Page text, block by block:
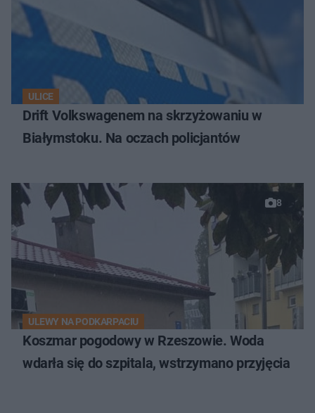
ULICE
Drift Volkswagenem na skrzyżowaniu w
Białymstoku. Na oczach policjantów
8
ULEWY NA PODKARPACIU
Koszmar pogodowy w Rzeszowie. Woda
wdarła się do szpitala, wstrzymano przyjęcia